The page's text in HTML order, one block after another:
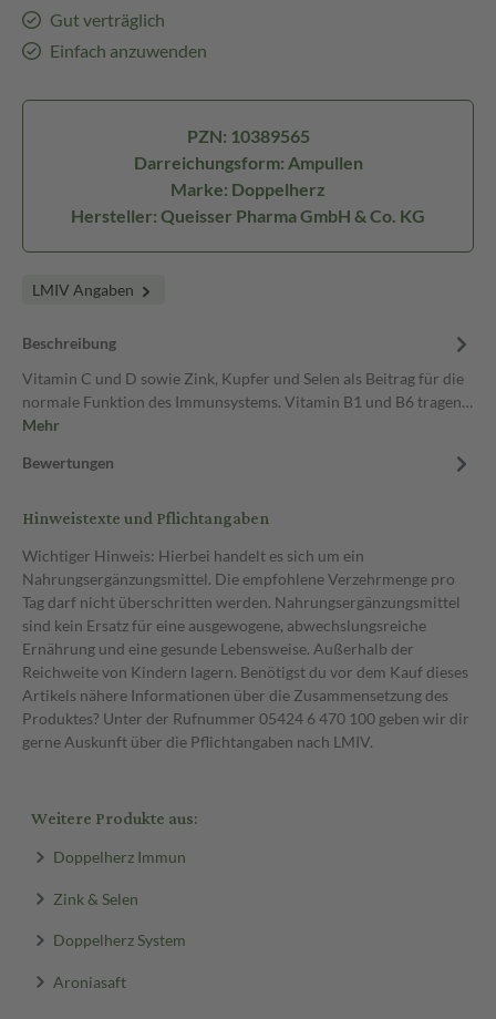
Gut verträglich
Einfach anzuwenden
PZN: 10389565
Darreichungsform: Ampullen
Marke: Doppelherz
Hersteller: Queisser Pharma GmbH & Co. KG
LMIV Angaben
Beschreibung
Vitamin C und D sowie Zink, Kupfer und Selen als Beitrag für die
normale Funktion des Immunsystems. Vitamin B1 und B6 tragen…
Mehr
Bewertungen
Hinweistexte und Pflichtangaben
Wichtiger Hinweis: Hierbei handelt es sich um ein
Nahrungsergänzungsmittel. Die empfohlene Verzehrmenge pro
Tag darf nicht überschritten werden. Nahrungsergänzungsmittel
sind kein Ersatz für eine ausgewogene, abwechslungsreiche
Ernährung und eine gesunde Lebensweise. Außerhalb der
Reichweite von Kindern lagern. Benötigst du vor dem Kauf dieses
Artikels nähere Informationen über die Zusammensetzung des
Produktes? Unter der Rufnummer 05424 6 470 100 geben wir dir
gerne Auskunft über die Pflichtangaben nach LMIV.
Weitere Produkte aus:
Doppelherz Immun
Zink & Selen
Doppelherz System
Aroniasaft